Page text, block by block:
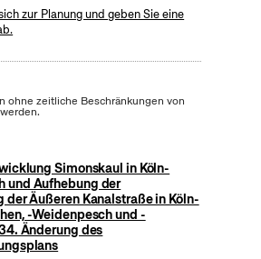
zur Planung und geben Sie eine
ohne zeitliche Beschränkungen von
Simonskaul in Köln-
und Aufhebung der
der Äußeren Kanalstraße in Köln-
-Weidenpesch und -
Änderung des